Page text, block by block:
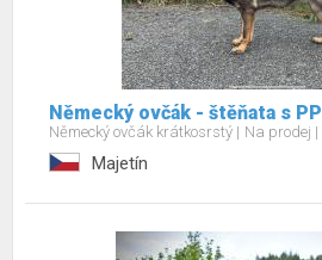
Německý ovčák - štěňata s PP
Německý ovčák krátkosrstý Na prodej
Majetín